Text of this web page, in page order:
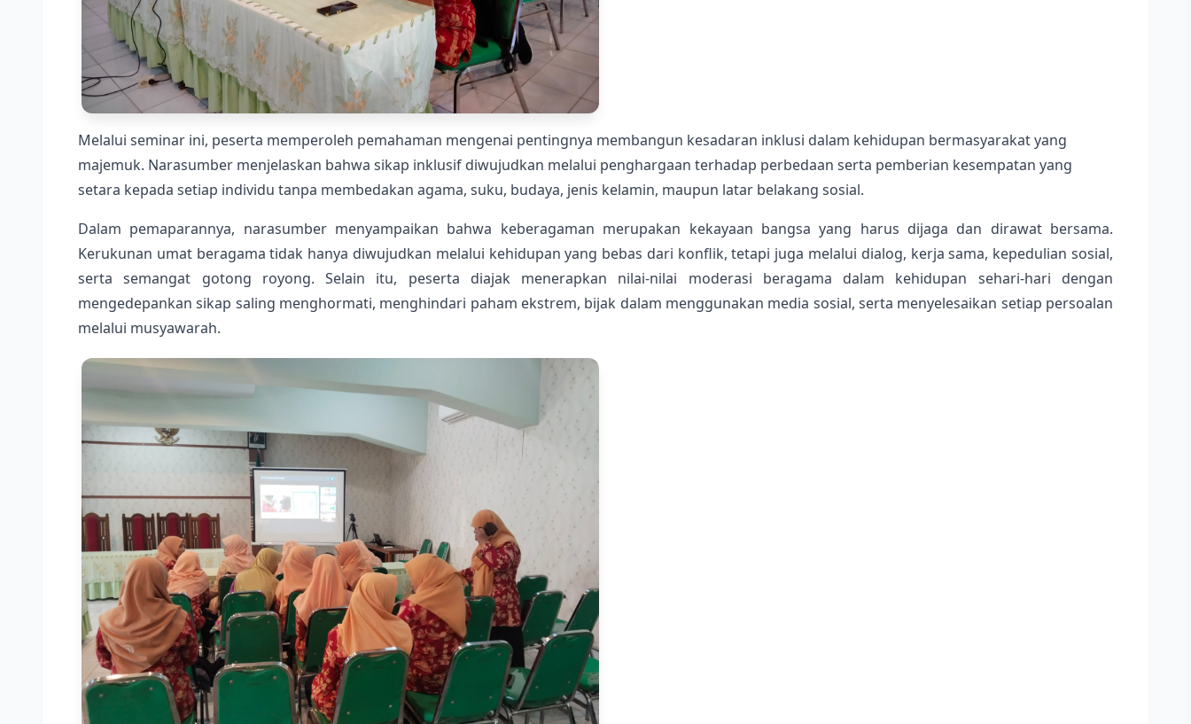
Melalui seminar ini, peserta memperoleh pemahaman mengenai pentingnya membangun kesadaran inklusi dalam kehidupan bermasyarakat yang
majemuk. Narasumber menjelaskan bahwa sikap inklusif diwujudkan melalui penghargaan terhadap perbedaan serta pemberian kesempatan yang
setara kepada setiap individu tanpa membedakan agama, suku, budaya, jenis kelamin, maupun latar belakang sosial.
Dalam pemaparannya, narasumber menyampaikan bahwa keberagaman merupakan kekayaan bangsa yang harus dijaga dan dirawat bersama.
Kerukunan umat beragama tidak hanya diwujudkan melalui kehidupan yang bebas dari konflik, tetapi juga melalui dialog, kerja sama, kepedulian sosial,
serta semangat gotong royong. Selain itu, peserta diajak menerapkan nilai-nilai moderasi beragama dalam kehidupan sehari-hari dengan
mengedepankan sikap saling menghormati, menghindari paham ekstrem, bijak dalam menggunakan media sosial, serta menyelesaikan setiap persoalan
melalui musyawarah.